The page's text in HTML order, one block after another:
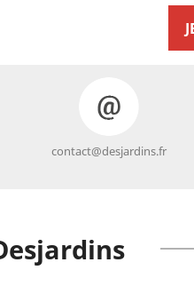
contact@desjardins.fr